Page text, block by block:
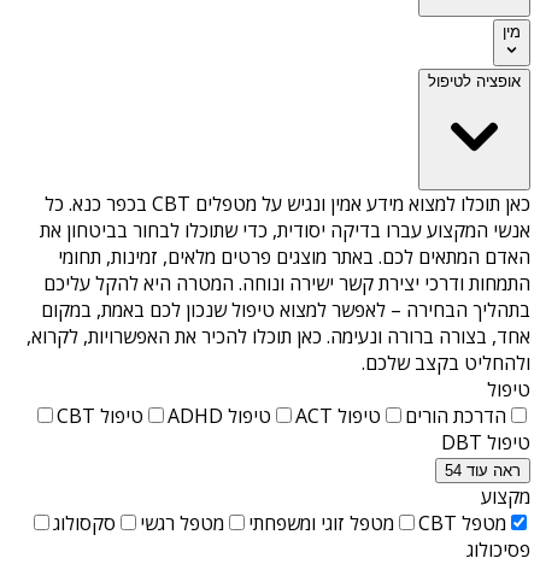
מין
אופציה לטיפול
כאן תוכלו למצוא מידע אמין ונגיש על מטפלים CBT בכפר כנא
. כל
אנשי המקצוע עברו בדיקה יסודית, כדי שתוכלו לבחור בביטחון את
האדם המתאים לכם. באתר מוצגים פרטים מלאים, זמינות, תחומי
התמחות ודרכי יצירת קשר ישירה ונוחה. המטרה היא להקל עליכם
בתהליך הבחירה – לאפשר למצוא טיפול שנכון לכם באמת, במקום
אחד, בצורה ברורה ונעימה. כאן תוכלו להכיר את האפשרויות, לקרוא,
ולהחליט בקצב שלכם.
טיפול
הדרכת הורים
טיפול ACT טיפול ADHD
טיפול CBT
טיפול DBT
ראה עוד 54
מקצוע
מטפל CBT
מטפל זוגי ומשפחתי מטפל רגשי
סקסולוג
פסיכולוג